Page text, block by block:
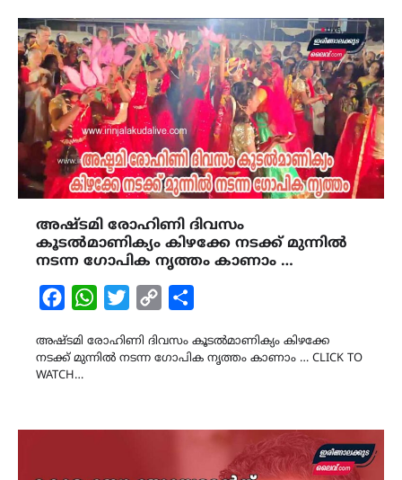
അഷ്ടമി രോഹിണി ദിവസം
കൂടൽമാണിക്യം കിഴക്കേ നടക്ക് മുന്നിൽ
നടന്ന ഗോപിക നൃത്തം കാണാം …
FacebookWhatsAppTwitterCopy
അഷ്ടമി രോഹിണി ദിവസം കൂടൽമാണിക്യം കിഴക്കേ
നടക്ക് മുന്നിൽ നടന്ന ഗോപിക നൃത്തം കാണാം … CLICK TO
WATCH…